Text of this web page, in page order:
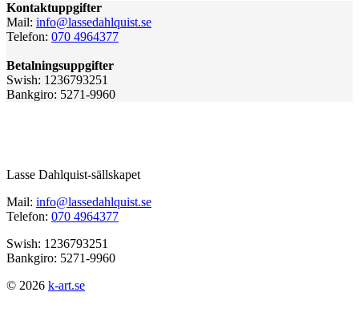
Kontaktuppgifter
Mail: info@lassedahlquist.se
Telefon: 070 4964377
Betalningsuppgifter
Swish: 1236793251
Bankgiro: 5271-9960
Lasse Dahlquist-sällskapet
Mail: info@lassedahlquist.se
Telefon: 070 4964377
Swish: 1236793251
Bankgiro: 5271-9960
© 2026 k-art.se